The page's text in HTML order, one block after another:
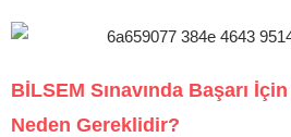
BİLSEM Sınavında Başarı
Neden Gereklidir?